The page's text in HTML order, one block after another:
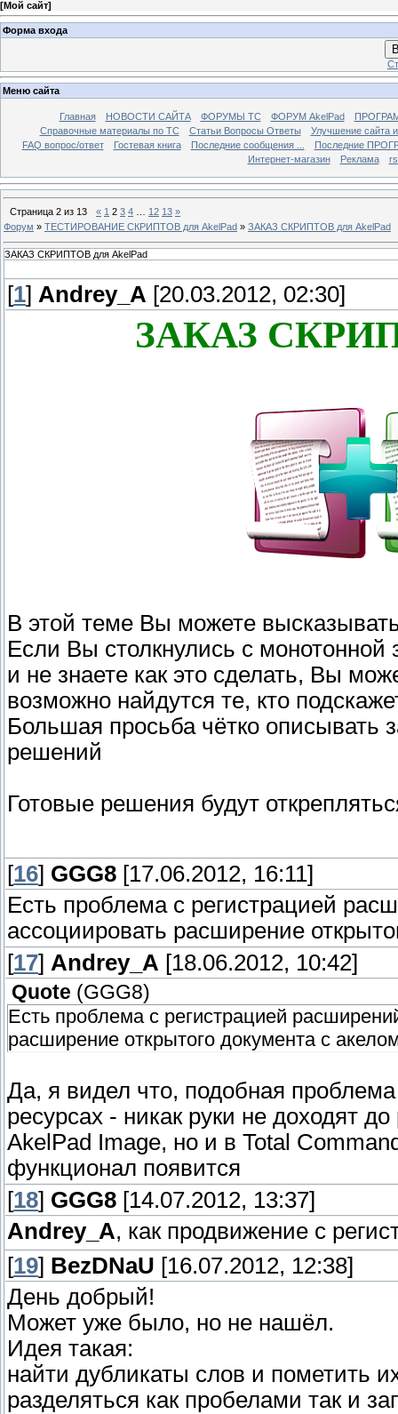
[Мой сайт]
Форма входа
Меню сайта
Главная НОВОСТИ САЙТА ФОРУМЫ TC ФОРУМ AkelPad
Справочные материалы по TС
Статьи Вопросы Ответы
Улучшение сайта
FAQ вопрос/ответ
Гостевая книга Последние сообщения ...
Последние
Интернет-магазин
Реклама
Страница 2 из 13 « 1 2 3 4 12 13 »
Форум » ТЕСТИРОВАНИЕ СКРИПТОВ для AkelPad » ЗАКАЗ СКРИПТОВ для AkelPad
ЗАКАЗ СКРИПТОВ для AkelPad
[1] Andrey_A [20.03.2012, 02:30]
ЗАКАЗ
В этой теме Вы можете
Если Вы столкнулись с монотонной
и не знаете как это сделать, Вы
возможно найдутся те, кто
Большая просьба чётко описывать
решений
Готовые решения будут
[16] GGG8 [17.06.2012, 16:11]
Есть проблема с регистрацией
ассоциировать расширение
[17] Andrey_A [18.06.2012, 10:42]
Quote (GGG8)
Есть проблема с регистрацией
расширение открытого документа с
Да, я видел что, подобная
ресурсах - никак руки не доходят
AkelPad Image, но и в Total
функционал появится
[18] GGG8 [14.07.2012, 13:37]
Andrey_A, как продвижение с
[19] BezDNaU [16.07.2012, 12:38]
День добрый!
Может уже было, но не нашёл.
Идея такая:
найти дубликаты слов и пометить
разделяться как пробелами так и